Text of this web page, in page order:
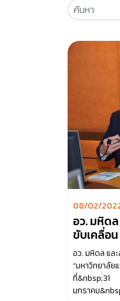
08/02/
อว. มหิด
ขับเคลื่อ
ความสุข”
อว. มหิดล แล
“มหาวิทยาลัย
ที่&nbsp;31
มกราคม